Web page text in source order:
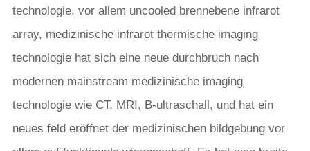
technologie, vor allem uncooled brennebene infrarot
array, medizinische infrarot thermische imaging
technologie hat sich eine neue durchbruch nach
modernen mainstream medizinische imaging
technologie wie CT, MRI, B-ultraschall, und hat ein
neues feld eröffnet der medizinischen bildgebung vor